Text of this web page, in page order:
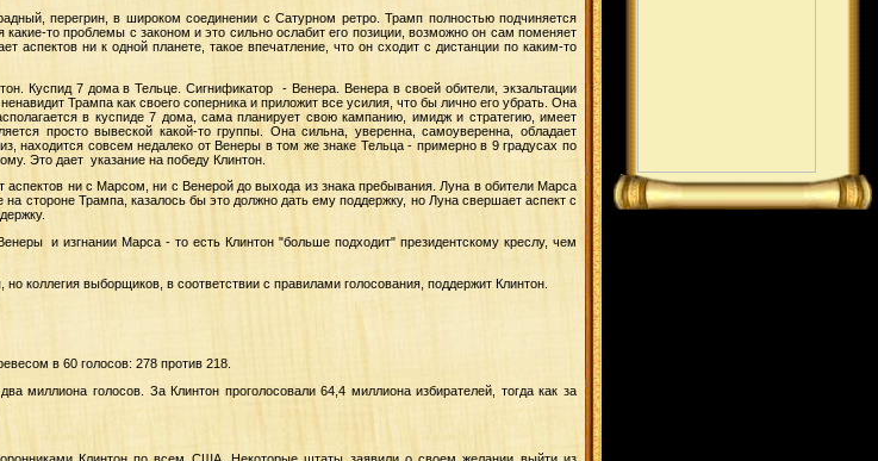
перегрин, в широком соединении с Сатурном ретро. Трамп полностью подчиняется
то проблемы с законом и это сильно ослабит его позиции, возможно он сам поменяет
аспектов ни к одной планете, такое впечатление, что он сходит с дистанции по каким-то
Куспид 7 дома в Тельце. Сигнификатор - Венера. Венера в своей обители, экзальтации
Трампа как своего соперника и приложит все усилия, что бы лично его убрать. Она
в куспиде 7 дома, сама планирует свою кампанию, имидж и стратегию, имеет
просто вывеской какой-то группы. Она сильна, уверенна, самоуверенна, обладает
находится совсем недалеко от Венеры в том же знаке Тельца - примерно в 9 градусах по
Это дает указание на победу Клинтон.
аспектов ни с Марсом, ни с Венерой до выхода из знака пребывания. Луна в обители Марса
стороне Трампа, казалось бы это должно дать ему поддержку, но Луна свершает аспект с
и изгнании Марса - то есть Клинтон "больше подходит" президентскому креслу, чем
коллегия выборщиков, в соответствии с правилами голосования, поддержит Клинтон.
в 60 голосов: 278 против 218.
миллиона голосов. За Клинтон проголосовали 64,4 миллиона избирателей, тогда как за